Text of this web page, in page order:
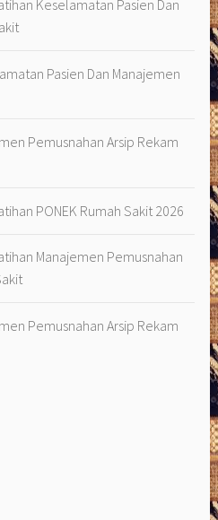
Keselamatan Pasien Dan
Pasien Dan Manajemen
Pemusnahan Arsip Rekam
PONEK Rumah Sakit 2026
Manajemen Pemusnahan
Pemusnahan Arsip Rekam